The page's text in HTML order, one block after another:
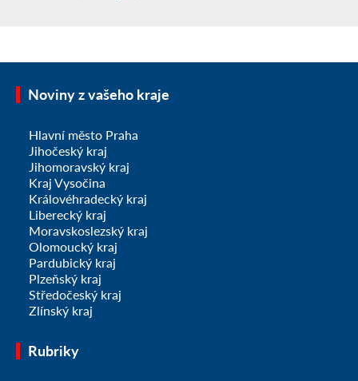
Noviny z vašeho kraje
Hlavní město Praha
Jihočeský kraj
Jihomoravský kraj
Kraj Vysočina
Královéhradecký kraj
Liberecký kraj
Moravskoslezský kraj
Olomoucký kraj
Pardubický kraj
Plzeňský kraj
Středočeský kraj
Zlínský kraj
Rubriky